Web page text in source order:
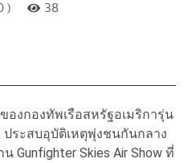
)
38
งกองทัพเรือสหรัฐอเมริการุ่น
ประสบอุบัติเหตุพุ่งชนกันกลาง
Gunfighter Skies Air Show ที่